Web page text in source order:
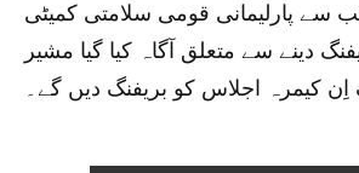
سے پارلیمانی قومی سلامتی کمیٹی
دینے سے متعلق آگاہ کیا گیا مشیر
اِن کیمرہ اجلاس کو بریفنگ دیں گے۔